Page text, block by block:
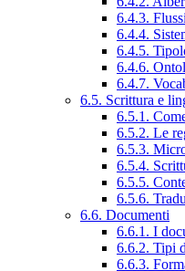
6.4.3.
6.4.4.
6.4.5.
6.4.6.
6.4.7.
6.5. Scrittura e
6.5.1.
6.5.2. Le
6.5.3.
6.5.4.
6.5.5.
6.5.6.
6.6. Documenti
6.6.1. I
6.6.2. Tipi
6.6.3.